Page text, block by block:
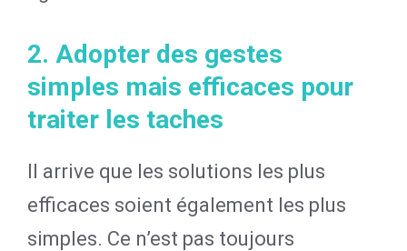
2. Adopter des gestes
simples mais efficaces pour
traiter les taches
Il arrive que les solutions les plus
efficaces soient également les plus
simples. Ce n’est pas toujours